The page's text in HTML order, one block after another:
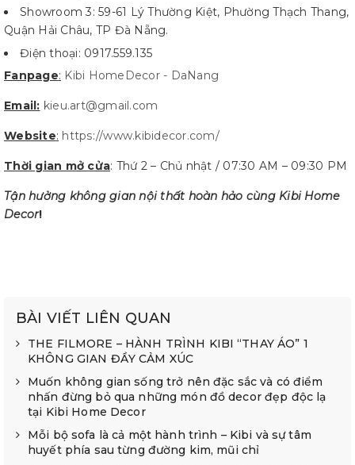
Showroom 3: 59-61 Lý Thường Kiệt, Phường Thạch Thang,
Quận Hải Châu, TP Đà Nẵng.
Điện thoại: 0917.559.135
Fanpage: Kibi HomeDecor - DaNang
Email: kieu.art@gmail.com
Website: https://www.kibidecor.com/
Thời gian mở cửa: Thứ 2 – Chủ nhật / 07:30 AM – 09:30 PM
Tận hưởng không gian nội thất hoàn hảo cùng Kibi Home
Decor!
BÀI VIẾT LIÊN QUAN
THE FILMORE – HÀNH TRÌNH KIBI “THAY ÁO” 1
KHÔNG GIAN ĐẦY CẢM XÚC
Muốn không gian sống trở nên đặc sắc và có điểm
nhấn đừng bỏ qua những món đồ decor đẹp độc lạ
tại Kibi Home Decor
Mỗi bộ sofa là cả một hành trình – Kibi và sự tâm
huyết phía sau từng đường kim, mũi chỉ